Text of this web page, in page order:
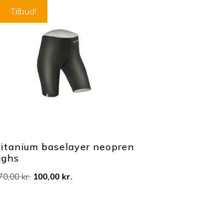
Tilbud!
baselayer neopren
kr. Den
100,00 kr.